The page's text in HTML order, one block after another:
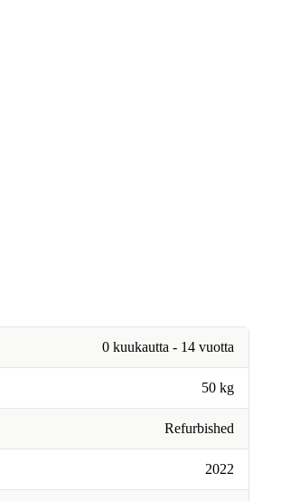
0 kuukautta - 14 vuotta
50 kg
Refurbished
2022